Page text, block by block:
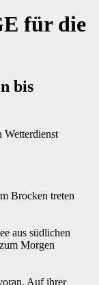
für die
bis
Wetterdienst
Brocken treten
aus südlichen
Morgen
Auf ihrer